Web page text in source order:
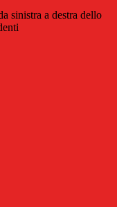
sinistra a destra dello